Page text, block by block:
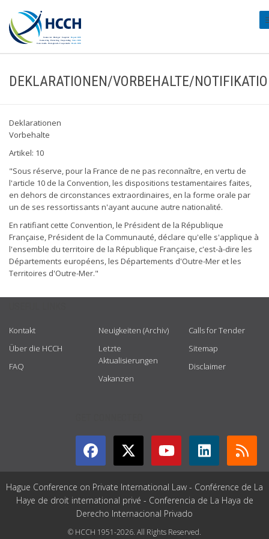
DEKLARATIONEN/VORBEHALTE/
Deklarationen
Vorbehalte
Artikel: 10
"Sous réserve, pour la France de ne pas reconnaître, en vertu de
l'article 10 de la Convention, les dispositions testamentaires faites,
en dehors de circonstances extraordinaires, en la forme orale par
un de ses ressortissants n'ayant aucune autre nationalité.
En ratifiant cette Convention, le Président de la République
Française, Président de la Communauté, déclare qu'elle s'applique à
l'ensemble du territoire de la République Française, c'est-à-dire les
Départements européens, les Départements d'Outre-Mer et les
Territoires d'Outre-Mer."
Kontakt
Über die HCCH
FAQ
Neuigkeiten (Archiv)
Letzte
Aktualisierungen
Vakanzen
Calls for Tender
Sitemap
Disclaimer
Hague Conference on Private International Law - Conférence de La
Haye de droit international privé - Conferencia de La Haya de
Derecho Internacional Privado
© HCCH 1951-2026. All Rights Reserved.